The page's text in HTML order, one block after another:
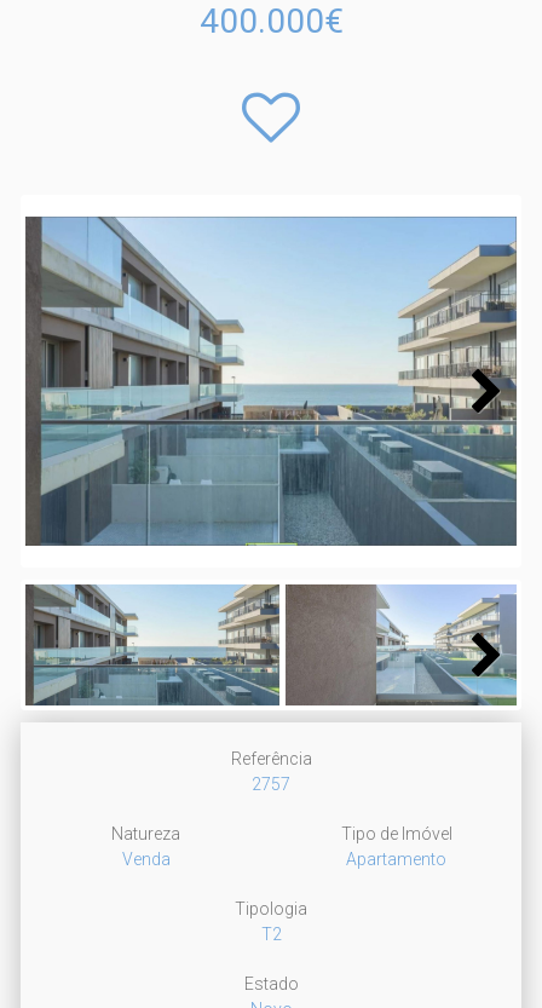
400.000€
Next
Next
Referência
2757
Natureza
Venda
Tipo de Imóvel
Apartamento
Tipologia
T2
Estado